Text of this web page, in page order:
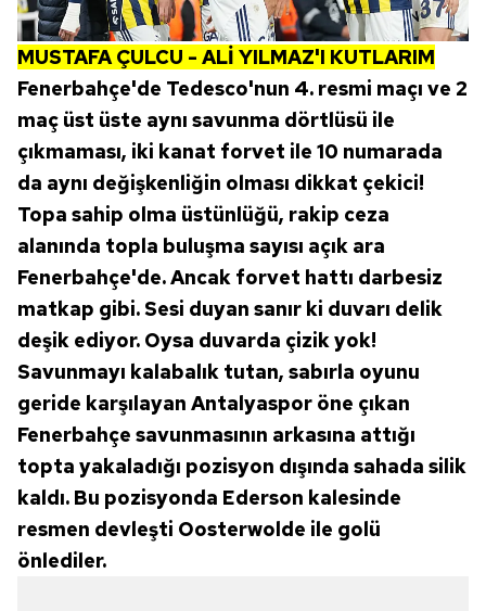
MUSTAFA ÇULCU - ALİ YILMAZ'I KUTLARIM
Fenerbahçe'de Tedesco'nun 4. resmi maçı ve 2
maç üst üste aynı savunma dörtlüsü ile
çıkmaması, iki kanat forvet ile 10 numarada
da aynı değişkenliğin olması dikkat çekici!
Topa sahip olma üstünlüğü, rakip ceza
alanında topla buluşma sayısı açık ara
Fenerbahçe'de. Ancak forvet hattı darbesiz
matkap gibi. Sesi duyan sanır ki duvarı delik
deşik ediyor. Oysa duvarda çizik yok!
Savunmayı kalabalık tutan, sabırla oyunu
geride karşılayan Antalyaspor öne çıkan
Fenerbahçe savunmasının arkasına attığı
topta yakaladığı pozisyon dışında sahada silik
kaldı. Bu pozisyonda Ederson kalesinde
resmen devleşti Oosterwolde ile golü
önlediler.